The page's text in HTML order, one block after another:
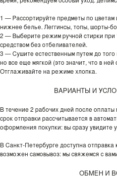
1 — Рассортируйте предметы по цветам
нижнее белье. Леггинсы, топы, шорты-
2 — Выберите режим ручной стирки при
средством без отбеливателей.
3 — Сушите естественным путем до
но все еще мягкой (это значит, что в ней
Отглаживайте на режиме хлопка.
ВАРИАНТЫ И
В течение 2 рабочих дней после
срок отправки рассчитывается в
оформления покупки: вы сразу увидите
В Санкт-Петербурге доступна
возможен самовывоз: мы свяжемся с
ОБМЕН И